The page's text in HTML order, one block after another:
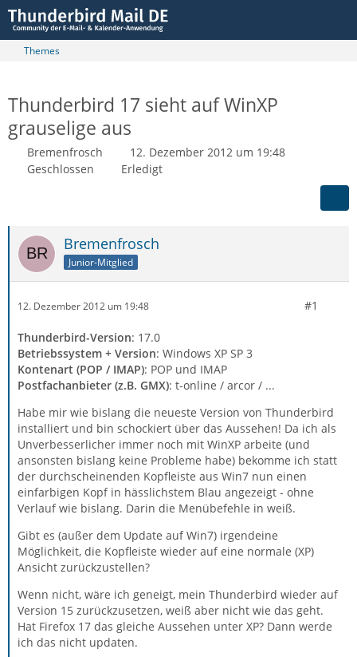
Themes
Thunderbird 17 sieht auf WinXP
grauselige aus
Bremenfrosch
12. Dezember 2012 um 19:48
Geschlossen
Erledigt
Bremenfrosch
Junior-Mitglied
12. Dezember 2012 um 19:48 #1
Thunderbird-Version: 17.0
Betriebssystem + Version: Windows XP SP 3
Kontenart (POP / IMAP): POP und IMAP
Postfachanbieter (z.B. GMX): t-online / arcor / ...
Habe mir wie bislang die neueste Version von Thunderbird
installiert und bin schockiert über das Aussehen! Da ich als
Unverbesserlicher immer noch mit WinXP arbeite (und
ansonsten bislang keine Probleme habe) bekomme ich statt
der durchscheinenden Kopfleiste aus Win7 nun einen
einfarbigen Kopf in hässlichstem Blau angezeigt - ohne
Verlauf wie bislang. Darin die Menübefehle in weiß.
Gibt es (außer dem Update auf Win7) irgendeine
Möglichkeit, die Kopfleiste wieder auf eine normale (XP)
Ansicht zurückzustellen?
Wenn nicht, wäre ich geneigt, mein Thunderbird wieder auf
Version 15 zurückzusetzen, weiß aber nicht wie das geht.
Hat Firefox 17 das gleiche Aussehen unter XP? Dann werde
ich das nicht updaten.